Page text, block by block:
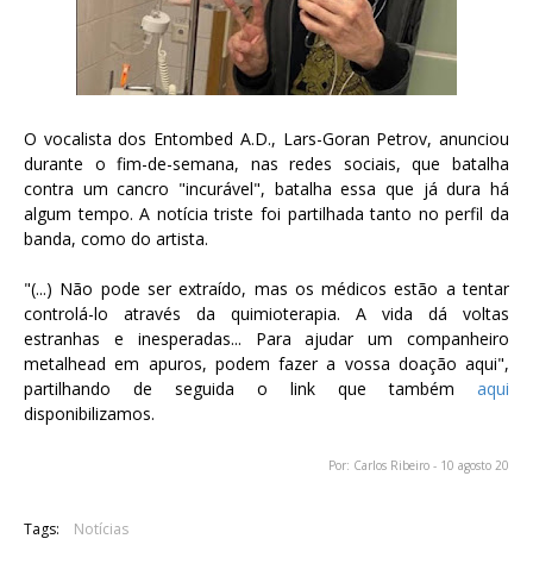
O vocalista dos Entombed A.D., Lars-Goran Petrov, anunciou
durante o fim-de-semana, nas redes sociais, que batalha
contra um cancro "incurável", batalha essa que já dura há
algum tempo. A notícia triste foi partilhada tanto no perfil da
banda, como do artista.
"(...) Não pode ser extraído, mas os médicos estão a tentar
controlá-lo através da quimioterapia. A vida dá voltas
estranhas e inesperadas... Para ajudar um companheiro
metalhead em apuros, podem fazer a vossa doação aqui",
partilhando de seguida o link que também aqui
disponibilizamos.
Por: Carlos Ribeiro - 10 agosto 20
Tags: Notícias